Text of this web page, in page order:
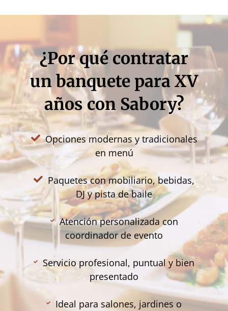
¿Por qué contratar
un banquete para XV
años con Sabory?
Opciones modernas y tradicionales
en menú
Paquetes con mobiliario, bebidas,
DJ y pista de baile
Atención personalizada con
coordinador de evento
Servicio profesional, puntual y bien
presentado
Ideal para salones, jardines o